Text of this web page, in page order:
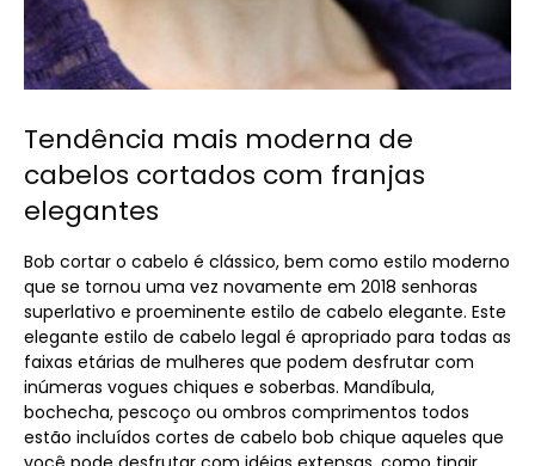
Tendência mais moderna de
cabelos cortados com franjas
elegantes
Bob cortar o cabelo é clássico, bem como estilo moderno
que se tornou uma vez novamente em 2018 senhoras
superlativo e proeminente estilo de cabelo elegante. Este
elegante estilo de cabelo legal é apropriado para todas as
faixas etárias de mulheres que podem desfrutar com
inúmeras vogues chiques e soberbas. Mandíbula,
bochecha, pescoço ou ombros comprimentos todos
estão incluídos cortes de cabelo bob chique aqueles que